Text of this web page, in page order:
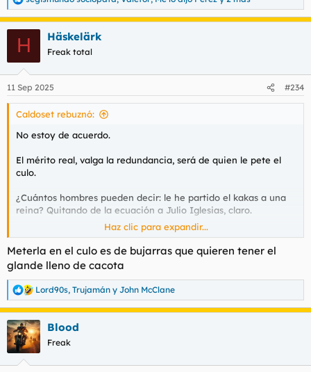
R
e
a
e
s
H Häskelärk
Freak total
11 Sep 2025 #234
Caldoset rebuznó:
No estoy de acuerdo.
El mérito real, valga la redundancia, será de quien le pete el
culo.
¿Cuántos hombres pueden decir: le he partido el kakas a una
reina? Quitando de la ecuación a Julio Iglesias, claro.
Haz clic para expandir...
Meterla en el culo es de bujarras que quieren tener el
glande lleno de cacota
R
e
a
c
c
i
Lord90s, Trujamán y John McClane
Blood
Freak